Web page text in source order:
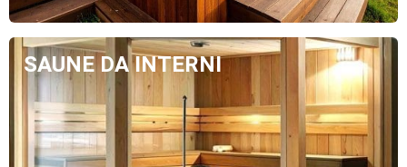
SAUNE DA INTERNI